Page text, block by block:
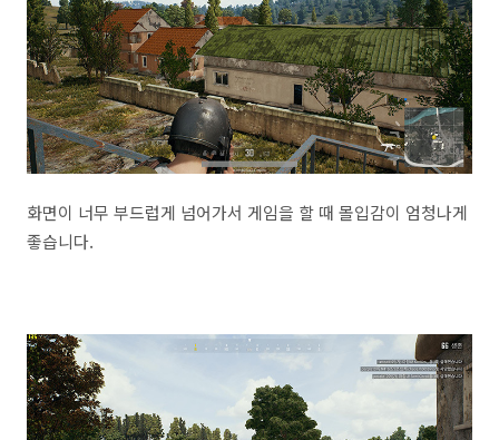
화면이 너무 부드럽게 넘어가서 게임을 할 때 몰입감이 엄청나게
좋습니다.